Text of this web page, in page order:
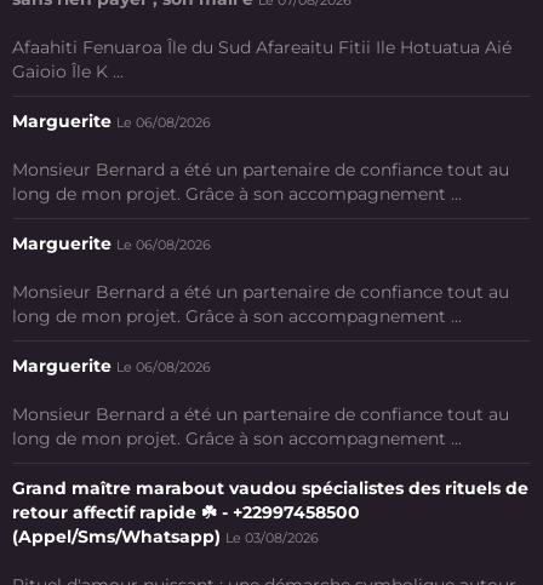
Afaahiti Fenuaroa Île du Sud Afareaitu Fitii Ile Hotuatua Aié
Gaioio Île K ...
Marguerite Le 06/08/2026
Monsieur Bernard a été un partenaire de confiance tout au
long de mon projet. Grâce à son accompagnement ...
Marguerite Le 06/08/2026
Monsieur Bernard a été un partenaire de confiance tout au
long de mon projet. Grâce à son accompagnement ...
Marguerite Le 06/08/2026
Monsieur Bernard a été un partenaire de confiance tout au
long de mon projet. Grâce à son accompagnement ...
Grand maître marabout vaudou spécialistes des rituels de
retour affectif rapide ☘️ - +22997458500
(Appel/Sms/Whatsapp) Le 03/08/2026